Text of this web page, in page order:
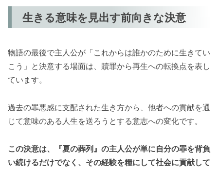
生きる意味を見出す前向きな決意
物語の最後で主人公が「これからは誰かのために生きてい
こう」と決意する場面は、贖罪から再生への転換点を表し
ています。
過去の罪悪感に支配された生き方から、他者への貢献を通
じて意味のある人生を送ろうとする意志への変化です。
この決意は、『夏の葬列』の主人公が単に自分の罪を背負
い続けるだけでなく、その経験を糧にして社会に貢献して